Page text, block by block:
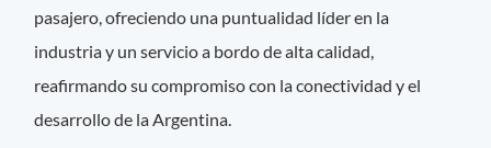
pasajero, ofreciendo una puntualidad líder en la
industria y un servicio a bordo de alta calidad,
reafirmando su compromiso con la conectividad y el
desarrollo de la Argentina.